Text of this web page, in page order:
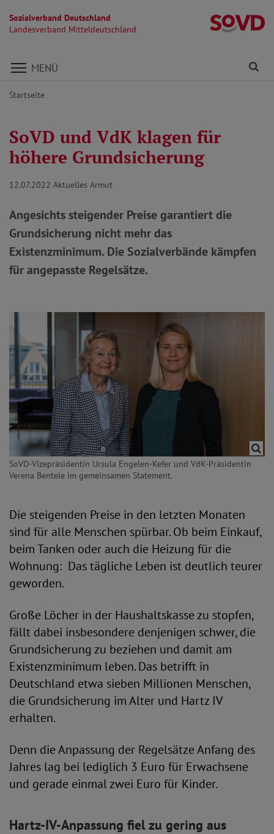
Sozialverband Deutschland
Landesverband Mitteldeutschland
Direkt zu den Inhalten springen
MENÜ
Startseite
SoVD und VdK klagen für
höhere Grundsicherung
12.07.2022 Aktuelles Armut
Angesichts steigender Preise garantiert die
Grundsicherung nicht mehr das
Existenzminimum. Die Sozialverbände kämpfen
für angepasste Regelsätze.
SoVD-Vizepräsidentin Ursula Engelen-Kefer und VdK-Präsidentin
Verena Bentele im gemeinsamen Statement.
Die steigenden Preise in den letzten Monaten
sind für alle Menschen spürbar. Ob beim Einkauf,
beim Tanken oder auch die Heizung für die
Wohnung: Das tägliche Leben ist deutlich teurer
geworden.
Große Löcher in der Haushaltskasse zu stopfen,
fällt dabei insbesondere denjenigen schwer, die
Grundsicherung zu beziehen und damit am
Existenzminimum leben. Das betrifft in
Deutschland etwa sieben Millionen Menschen,
die Grundsicherung im Alter und Hartz IV
erhalten.
Denn die Anpassung der Regelsätze Anfang des
Jahres lag bei lediglich 3 Euro für Erwachsene
und gerade einmal zwei Euro für Kinder.
Hartz-IV-Anpassung fiel zu gering aus